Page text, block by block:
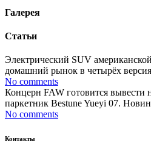
Галерея
Статьи
Электрический SUV
домашний рынок в четырёх
No comments
Концерн FAW готовится
паркетник Bestune Yueyi 07.
No comments
Контакты